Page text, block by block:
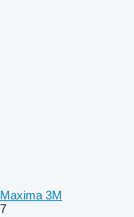
Maxima 3M
7